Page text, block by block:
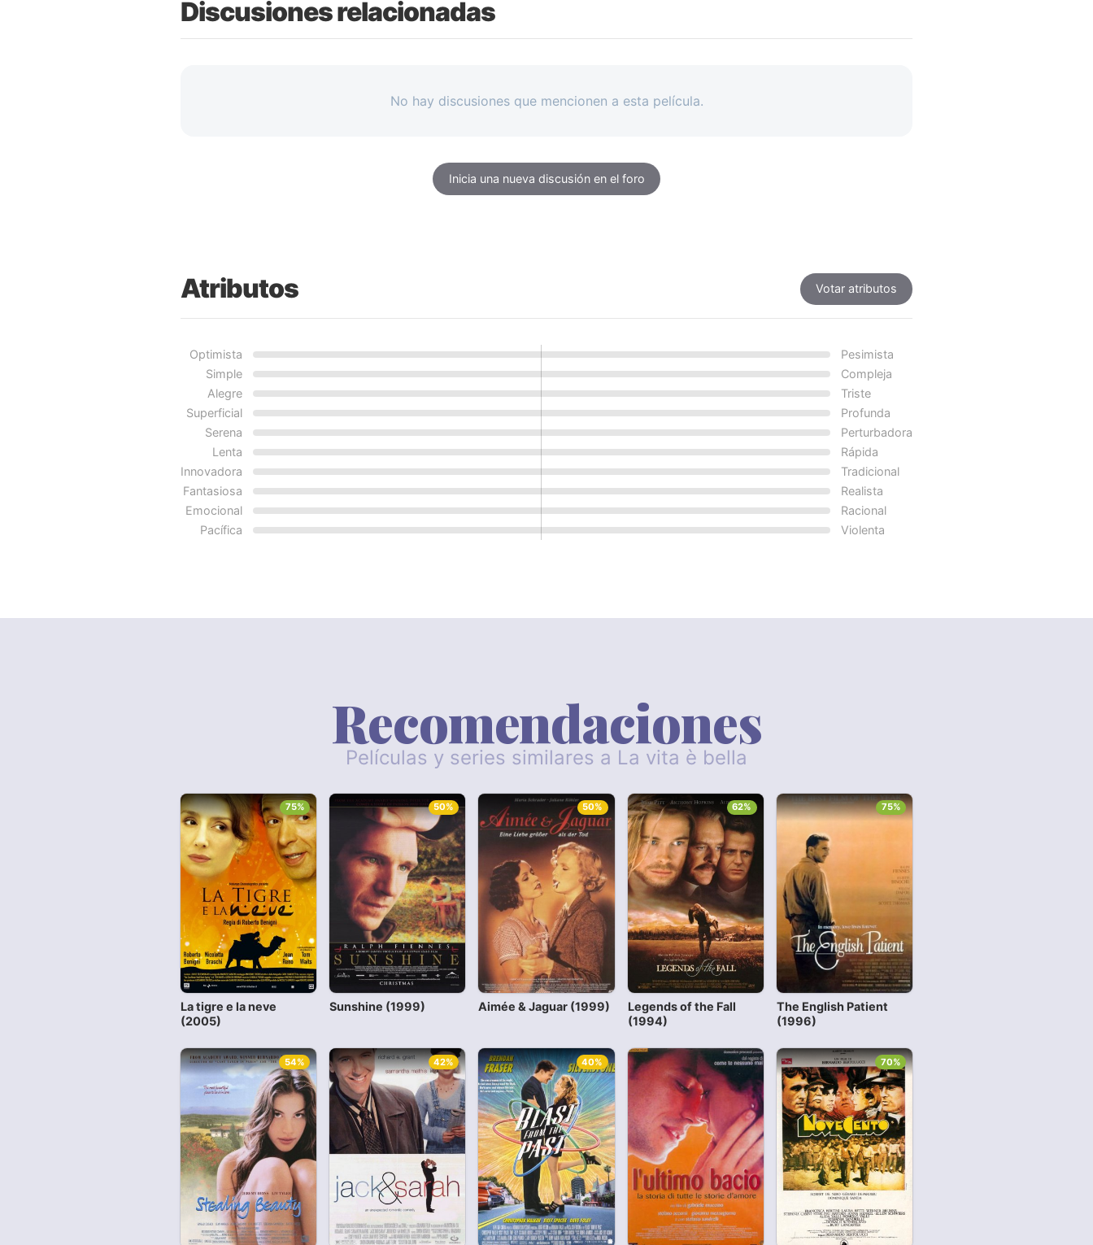
Discusiones relacionadas
No hay discusiones que mencionen a esta película.
Inicia una nueva discusión en el foro
Atributos Votar atributos
Optimista
Pesimista
Simple
Compleja
Alegre
Triste
Superficial
Profunda
Serena
Perturbadora
Lenta
Rápida
Innovadora
Tradicional
Fantasiosa
Realista
Emocional
Racional
Pacífica
Violenta
Recomendaciones
Películas y series similares a La vita è bella
La tigre e la neve
(2005)
75%
Sunshine (1999)
50%
Aimée & Jaguar (1999)
50%
Legends of the Fall
(1994)
62%
The English Patient
(1996)
75%
54% 42% 40% 70%